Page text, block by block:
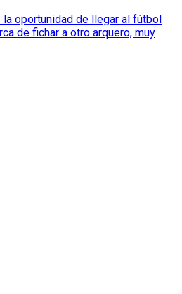
oportunidad de llegar al fútbol
de fichar a otro arquero, muy